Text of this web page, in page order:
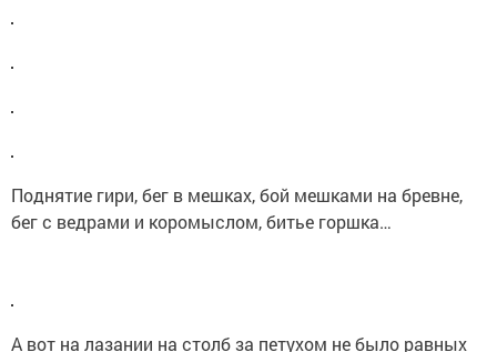
Поднятие гири, бег в мешках, бой мешками на бревне,
бег с ведрами и коромыслом, битье горшка…
А вот на лазании на столб за петухом не было равных